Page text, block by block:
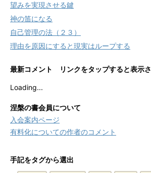
望みを実現させる鍵
神の笛になる
自己管理の法（２３）
理由を原因にすると現実はループする
最新コメント リンクをタップすると表示
Loading...
涅槃の書会員について
入会案内ページ
有料化についての作者のコメント
手記をタグから選出